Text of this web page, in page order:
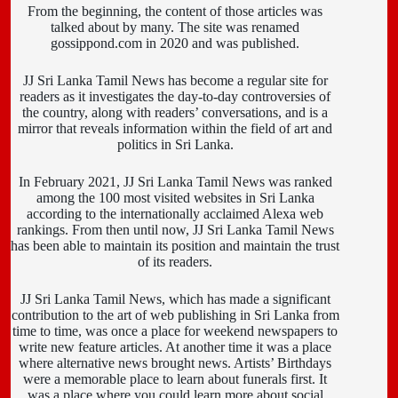
From the beginning, the content of those articles was
talked about by many. The site was renamed
gossippond.com in 2020 and was published.
JJ Sri Lanka Tamil News has become a regular site for
readers as it investigates the day-to-day controversies of
the country, along with readers’ conversations, and is a
mirror that reveals information within the field of art and
politics in Sri Lanka.
In February 2021, JJ Sri Lanka Tamil News was ranked
among the 100 most visited websites in Sri Lanka
according to the internationally acclaimed Alexa web
rankings. From then until now, JJ Sri Lanka Tamil News
has been able to maintain its position and maintain the trust
of its readers.
JJ Sri Lanka Tamil News, which has made a significant
contribution to the art of web publishing in Sri Lanka from
time to time, was once a place for weekend newspapers to
write new feature articles. At another time it was a place
where alternative news brought news. Artists’ Birthdays
were a memorable place to learn about funerals first. It
was a place where you could learn more about social